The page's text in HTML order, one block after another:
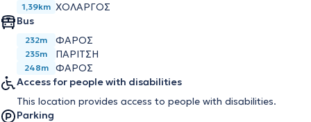
1,39km ΧΟΛΑΡΓΟΣ
Bus
232m ΦΑΡΟΣ
235m ΠΑΡΙΤΣΗ
248m
ΦΑΡΟΣ
Access for people with disabilities
This location provides access to people with disabilities.
Parking